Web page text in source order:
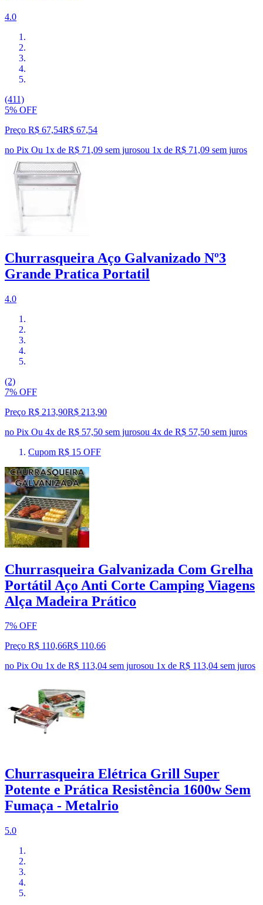
4.0
(411)
5% OFF
Preço R$ 67,54R$ 67,54
no Pix Ou 1x de R$ 71,09 sem jurosou 1x de R$ 71,09 sem juros
Churrasqueira Aço Galvanizado Nº3
Grande Pratica Portatil
4.0
(2)
7% OFF
Preço R$ 213,90R$ 213,90
no Pix Ou 4x de R$ 57,50 sem jurosou 4x de R$ 57,50 sem juros
Cupom R$ 15 OFF
Churrasqueira Galvanizada Com Grelha
Portátil Aço Anti Corte Camping Viagens
Alça Madeira Prático
7% OFF
Preço R$ 110,66R$ 110,66
no Pix Ou 1x de R$ 113,04 sem jurosou 1x de R$ 113,04 sem juros
Churrasqueira Elétrica Grill Super
Potente e Prática Resistência 1600w Sem
Fumaça - Metalrio
5.0